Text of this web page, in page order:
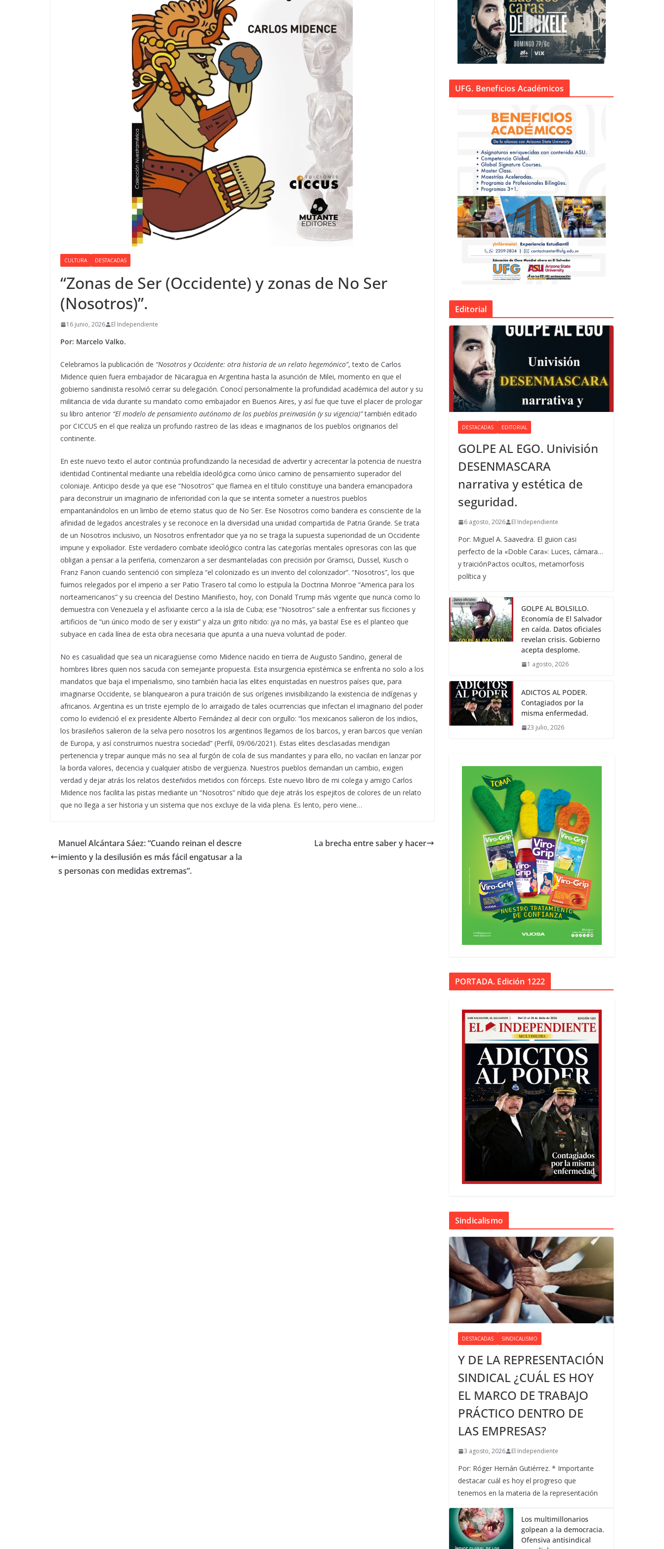
CULTURA DESTACADAS
“Zonas de Ser (Occidente) y zonas de No Ser
(Nosotros)”.
16 junio, 2026 El Independiente
Por: Marcelo Valko.
Celebramos la publicación de “Nosotros y Occidente: otra historia de un relato hegemónico”, texto de Carlos
Midence quien fuera embajador de Nicaragua en Argentina hasta la asunción de Milei, momento en que el
gobierno sandinista resolvió cerrar su delegación. Conocí personalmente la profundidad académica del autor y su
militancia de vida durante su mandato como embajador en Buenos Aires, y así fue que tuve el placer de prologar
su libro anterior “El modelo de pensamiento autónomo de los pueblos preinvasión (y su vigencia)”también editado
por CICCUS en el que realiza un profundo rastreo de las ideas e imaginarios de los pueblos originarios del
continente.
En este nuevo texto el autor continúa profundizando la necesidad de advertir y acrecentar la potencia de nuestra
identidad Continental mediante una rebeldía ideológica como único camino de pensamiento superador del
coloniaje. Anticipo desde ya que ese “Nosotros” que flamea en el título constituye una bandera emancipadora
para deconstruir un imaginario de inferioridad con la que se intenta someter a nuestros pueblos
empantanándolos en un limbo de eterno status quo de No Ser. Ese Nosotros como bandera es consciente de la
afinidad de legados ancestrales y se reconoce en la diversidad una unidad compartida de Patria Grande. Se trata
de un Nosotros inclusivo, un Nosotros enfrentador que ya no se traga la supuesta superioridad de un Occidente
impune y expoliador. Este verdadero combate ideológico contra las categorías mentales opresoras con las que
obligan a pensar a la periferia, comenzaron a ser desmanteladas con precisión por Gramsci, Dussel, Kusch o
Franz Fanon cuando sentenció con simpleza “el colonizado es un invento del colonizador”. “Nosotros”, los que
fuimos relegados por el imperio a ser Patio Trasero tal como lo estipula la Doctrina Monroe “America para los
norteamericanos” y su creencia del Destino Manifiesto, hoy, con Donald Trump más vigente que nunca como lo
demuestra con Venezuela y el asfixiante cerco a la isla de Cuba; ese “Nosotros” sale a enfrentar sus ficciones y
artificios de “un único modo de ser y existir” y alza un grito nítido: ¡ya no más, ya basta! Ese es el planteo que
subyace en cada línea de esta obra necesaria que apunta a una nueva voluntad de poder.
No es casualidad que sea un nicaragüense como Midence nacido en tierra de Augusto Sandino, general de
hombres libres quien nos sacuda con semejante propuesta. Esta insurgencia epistémica se enfrenta no solo a los
mandatos que baja el imperialismo, sino también hacia las elites enquistadas en nuestros países que, para
imaginarse Occidente, se blanquearon a pura traición de sus orígenes invisibilizando la existencia de indígenas y
africanos. Argentina es un triste ejemplo de lo arraigado de tales ocurrencias que infectan el imaginario del poder
como lo evidenció el ex presidente Alberto Fernández al decir con orgullo: “los mexicanos salieron de los indios,
los brasileños salieron de la selva pero nosotros los argentinos llegamos de los barcos, y eran barcos que venían
de Europa, y así construimos nuestra sociedad” (Perfil, 09/06/2021). Estas elites desclasadas mendigan
pertenencia y trepar aunque más no sea al furgón de cola de sus mandantes y para ello, no vacilan en lanzar por
la borda valores, decencia y cualquier atisbo de vergüenza. Nuestros pueblos demandan un cambio, exigen
verdad y dejar atrás los relatos desteñidos metidos con fórceps. Este nuevo libro de mi colega y amigo Carlos
Midence nos facilita las pistas mediante un “Nosotros” nítido que deje atrás los espejitos de colores de un relato
que no llega a ser historia y un sistema que nos excluye de la vida plena. Es lento, pero viene…
Manuel Alcántara Sáez: “Cuando reinan el descre
imiento y la desilusión es más fácil engatusar a la
s personas con medidas extremas”.
La brecha entre saber y hacer
UFG. Beneficios Académicos
Editorial
DESTACADAS EDITORIAL
GOLPE AL EGO. Univisión
DESENMASCARA
narrativa y estética de
seguridad.
6 agosto, 2026 El Independiente
Por: Miguel A. Saavedra. El guion casi
perfecto de la «Doble Cara»: Luces, cámara…
y traiciónPactos ocultos, metamorfosis
política y
GOLPE AL BOLSILLO.
Economía de El Salvador
en caída. Datos oficiales
revelan crisis. Gobierno
acepta desplome.
1 agosto, 2026
ADICTOS AL PODER.
Contagiados por la
misma enfermedad.
23 julio, 2026
PORTADA. Edición 1222
Sindicalismo
DESTACADAS SINDICALISMO
Y DE LA REPRESENTACIÓN
SINDICAL ¿CUÁL ES HOY
EL MARCO DE TRABAJO
PRÁCTICO DENTRO DE
LAS EMPRESAS?
3 agosto, 2026 El Independiente
Por: Róger Hernán Gutiérrez. * Importante
destacar cuál es hoy el progreso que
tenemos en la materia de la representación
Los multimillonarios
golpean a la democracia.
Ofensiva antisindical